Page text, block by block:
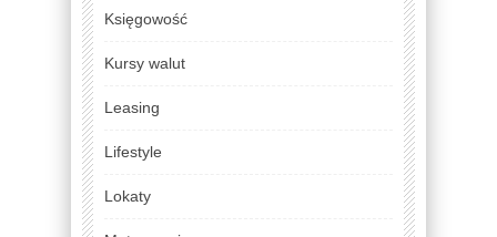
Księgowość
Kursy walut
Leasing
Lifestyle
Lokaty